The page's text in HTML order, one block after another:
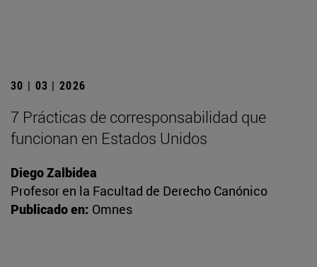
30 | 03 | 2026
7 Prácticas de corresponsabilidad que
funcionan en Estados Unidos
Diego Zalbidea
Profesor en la Facultad de Derecho Canónico
Publicado en: Omnes